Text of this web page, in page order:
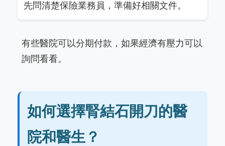
先問清楚保險業務員，準備好相關文件。
有些醫院可以分期付款，如果經濟有壓力可以
詢問看看。
如何選擇腎結石開刀的醫
院和醫生？